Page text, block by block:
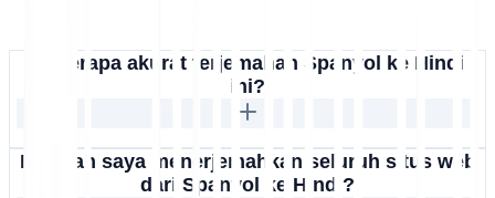
Seberapa akurat terjemahan Spanyol ke Hindi
ini?
Bisakah saya menerjemahkan seluruh situs web
dari Spanyol ke Hindi?